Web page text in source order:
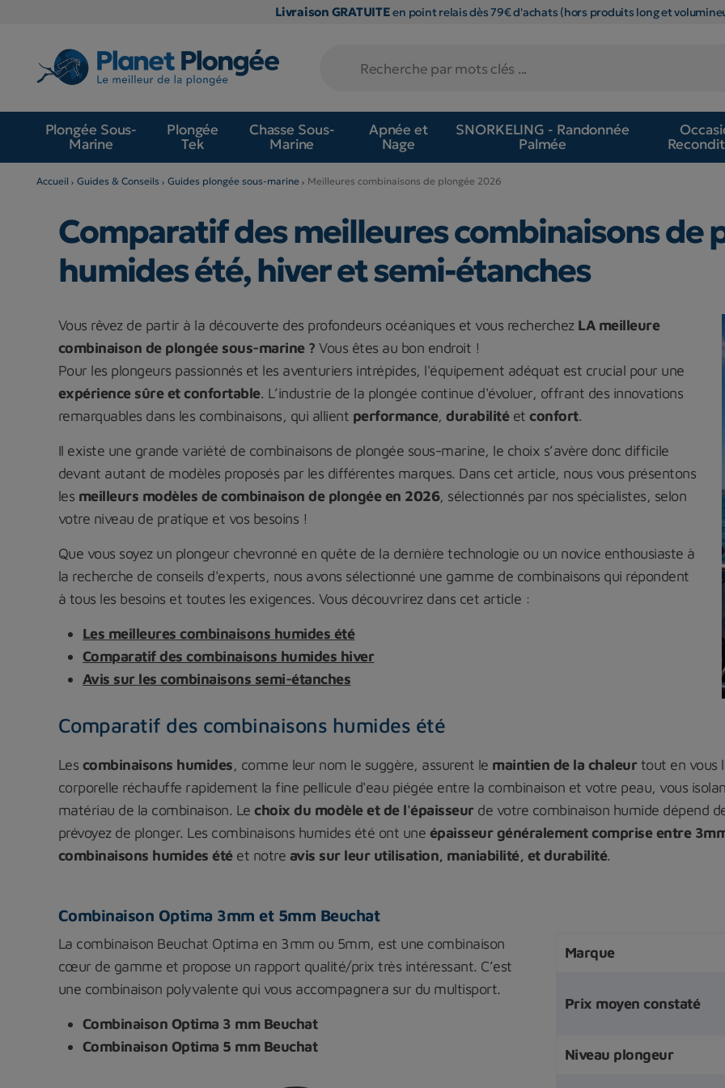
Livraison GRATUITEen point relais dès 79€ d'achats (hors produits long et
Plongée Sous-
Marine
Plongée
Tek
Chasse Sous-
Marine
Apnée et
Nage
SNORKELING - Randonnée
Palmée
Accueil Guides & Conseils Guides plongée sous-marine Meilleures combinaisons de plongée 2026
Comparatif des meilleures combinaisons de
humides été, hiver et semi-étanches
Vous rêvez de partir à la découverte des profondeurs océaniques et vous recherchez LA meilleure
combinaison de plongée sous-marine ? Vous êtes au bon endroit !
Pour les plongeurs passionnés et les aventuriers intrépides, l'équipement adéquat est crucial pour une
expérience sûre et confortable. L’industrie de la plongée continue d'évoluer, offrant des innovations
remarquables dans les combinaisons, qui allient performance,durabilitéetconfort.
Il existe une grande variété de combinaisons de plongée sous-marine, le choix s’avère donc difficile
devant autant de modèles proposés par les différentes marques. Dans cet article, nous vous présentons
les meilleurs modèles de combinaison de plongée en 2026, sélectionnés par nos spécialistes, selon
votre niveau de pratique et vos besoins !
Que vous soyez un plongeur chevronné en quête de la dernière technologie ou un novice enthousiaste à
la recherche de conseils d'experts, nous avons sélectionné une gamme de combinaisons qui répondent
à tous les besoins et toutes les exigences. Vous découvrirez dans cet article :
Les meilleures combinaisons humides été
Comparatif des combinaisons humides hiver
Avis sur les combinaisons semi-étanches
Comparatif des combinaisons humides été
Les combinaisons humides, comme leur nom le suggère, assurent le maintien de la chaleurtout en vous
corporelle réchauffe rapidement la fine pellicule d'eau piégée entre la combinaison et votre peau, vous
matériau de la combinaison. Lechoix du modèle et de l'épaisseurde votre combinaison humide dépend
prévoyez de plonger. Les combinaisons humides été ont une épaisseur généralement comprise entre
combinaisons humides étéet notre avis sur leur utilisation, maniabilité, et durabilité.
Combinaison Optima 3mm et 5mm Beuchat
La combinaison Beuchat Optima en 3mm ou 5mm, est une combinaison
cœur de gamme et propose un rapport qualité/prix très intéressant. C’est
une combinaison polyvalente qui vous accompagnera sur du multisport.
Combinaison Optima 3 mm Beuchat
Combinaison Optima 5 mm Beuchat
Marque
Prix moyen constaté
Niveau plongeur